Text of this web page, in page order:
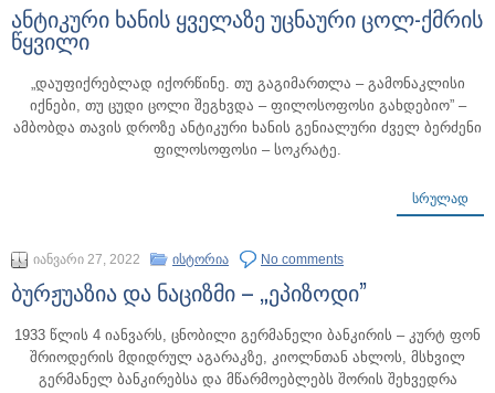
ანტიკური ხანის ყველაზე უცნაური ცოლ-ქმრის
წყვილი
„დაუფიქრებლად იქორწინე. თუ გაგიმართლა – გამონაკლისი
იქნები, თუ ცუდი ცოლი შეგხვდა – ფილოსოფოსი გახდებიო” –
ამბობდა თავის დროზე ანტიკური ხანის გენიალური ძველ ბერძენი
ფილოსოფოსი – სოკრატე.
ᲡᲠᲣᲚᲐᲓ
იანვარი 27, 2022 ისტორია No comments
ბურჟუაზია და ნაციზმი – „ეპიზოდი”
1933 წლის 4 იანვარს, ცნობილი გერმანელი ბანკირის – კურტ ფონ
შრიოდერის მდიდრულ აგარაკზე, კიოლნთან ახლოს, მსხვილ
გერმანელ ბანკირებსა და მწარმოებლებს შორის შეხვედრა